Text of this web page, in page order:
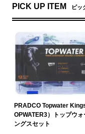
PICK UP ITEM ピッ
PRADCO Topwater
OPWATER3）トップウォ
ングスセット